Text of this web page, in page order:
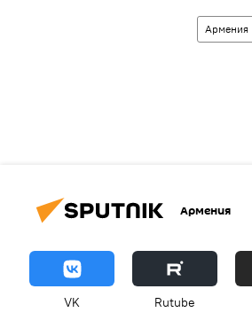
Армения
Армения
VK Rutube